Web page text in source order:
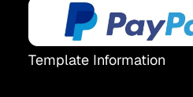
Template Information